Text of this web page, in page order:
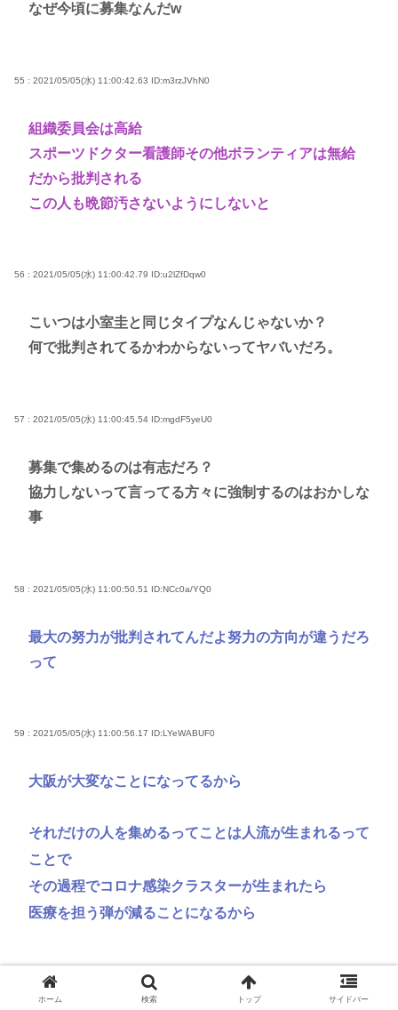
なぜ今頃に募集なんだw
55 : 2021/05/05(水) 11:00:42.63 ID:m3rzJVhN0
組織委員会は高給
スポーツドクター看護師その他ボランティアは無給
だから批判される
この人も晩節汚さないようにしないと
56 : 2021/05/05(水) 11:00:42.79 ID:u2lZfDqw0
こいつは小室圭と同じタイプなんじゃないか？
何で批判されてるかわからないってヤバいだろ。
57 : 2021/05/05(水) 11:00:45.54 ID:mgdF5yeU0
募集で集めるのは有志だろ？
協力しないって言ってる方々に強制するのはおかしな
事
58 : 2021/05/05(水) 11:00:50.51 ID:NCc0a/YQ0
最大の努力が批判されてんだよ努力の方向が違うだろ
って
59 : 2021/05/05(水) 11:00:56.17 ID:LYeWABUF0
大阪が大変なことになってるから
それだけの人を集めるってことは人流が生まれるって
ことで
その過程でコロナ感染クラスターが生まれたら
医療を担う弾が減ることになるから
ホーム 検索 トップ サイドバー